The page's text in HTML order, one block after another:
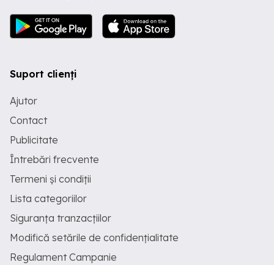
Suport clienți
Ajutor
Contact
Publicitate
Întrebări frecvente
Termeni și condiții
Lista categoriilor
Siguranța tranzacțiilor
Modifică setările de confidențialitate
Regulament Campanie